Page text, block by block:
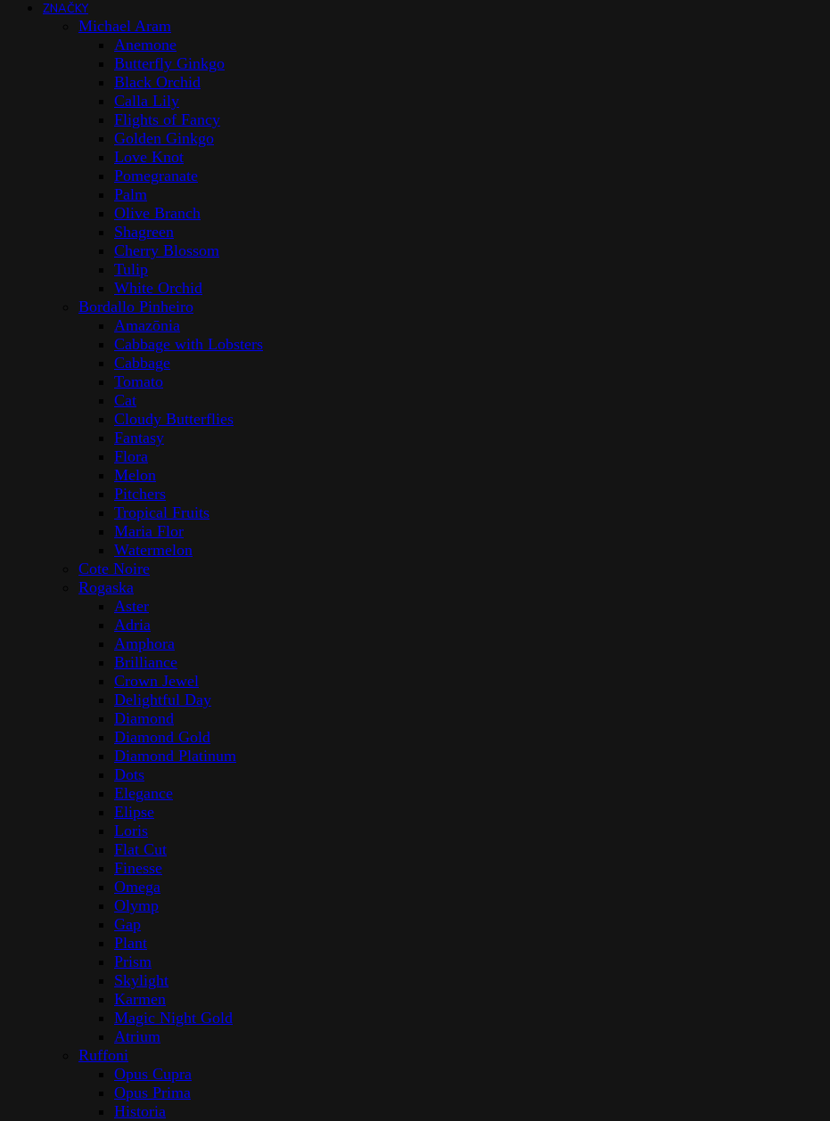
ZNAČKY
Michael Aram
Anemone
Butterfly Ginkgo
Black Orchid
Calla Lily
Flights of Fancy
Golden Ginkgo
Love Knot
Pomegranate
Palm
Olive Branch
Shagreen
Cherry Blossom
Tulip
White Orchid
Bordallo Pinheiro
Amazōnia
Cabbage with Lobsters
Cabbage
Tomato
Cat
Cloudy Butterflies
Fantasy
Flora
Melon
Pitchers
Tropical Fruits
Maria Flor
Watermelon
Cote Noire
Rogaska
Aster
Adria
Amphora
Brilliance
Crown Jewel
Delightful Day
Diamond
Diamond Gold
Diamond Platinum
Dots
Elegance
Elipse
Loris
Flat Cut
Finesse
Omega
Olymp
Gap
Plant
Prism
Skylight
Karmen
Magic Night Gold
Atrium
Ruffoni
Opus Cupra
Opus Prima
Historia